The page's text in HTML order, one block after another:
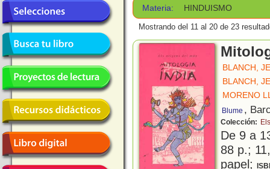
Materia: HINDUISMO
Mostrando del 11 al 20 de 23
BLANCH,
BLANCH,
MORENO
Blume ,
Colección:
De 9 a
88 p.;
papel;